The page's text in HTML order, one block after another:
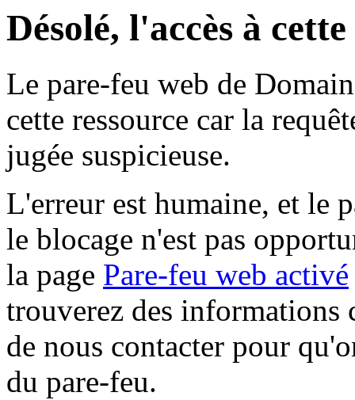
Désolé, l'accès à
Le pare-feu web de
cette ressource car la
jugée suspicieuse.
L'erreur est humaine, et le
le blocage n'est pas
la page Pare-feu web activé
trouverez des informations
de nous contacter pour
du pare-feu.